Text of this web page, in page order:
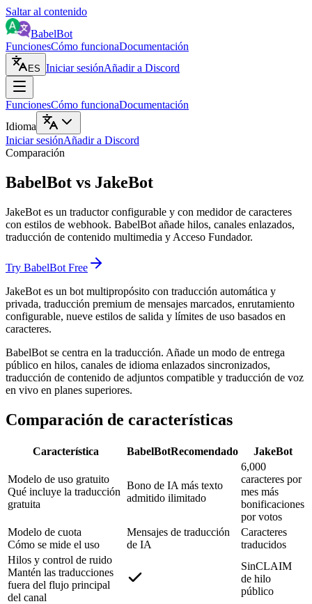
Saltar al contenido
BabelBot
FuncionesCómo funcionaDocumentación
ES Iniciar sesiónAñadir a Discord
FuncionesCómo funcionaDocumentación
Idioma
Iniciar sesiónAñadir a Discord
Comparación
BabelBot vs JakeBot
JakeBot es un traductor configurable y con medidor de caracteres
con estilos de webhook. BabelBot añade hilos, canales enlazados,
traducción de contenido multimedia y Acceso Fundador.
Try BabelBot Free
JakeBot es un bot multipropósito con traducción automática y
privada, traducción premium de mensajes marcados, enrutamiento
configurable, nueve estilos de salida y límites de uso basados en
caracteres.
BabelBot se centra en la traducción. Añade un modo de entrega
público en hilos, canales de idioma enlazados sincronizados,
traducción de contenido de adjuntos compatible y traducción de voz
en vivo en planes superiores.
Comparación de características
Característica BabelBotRecomendado JakeBot
Modelo de uso gratuito
Qué incluye la traducción
gratuita
Bono de IA más texto
admitido ilimitado
6,000
caracteres por
mes más
bonificaciones
por votos
Modelo de cuota
Cómo se mide el uso
Mensajes de traducción
de IA
Caracteres
traducidos
Hilos y control de ruido
Mantén las traducciones
fuera del flujo principal
del canal
SinCLAIM
de hilo
público